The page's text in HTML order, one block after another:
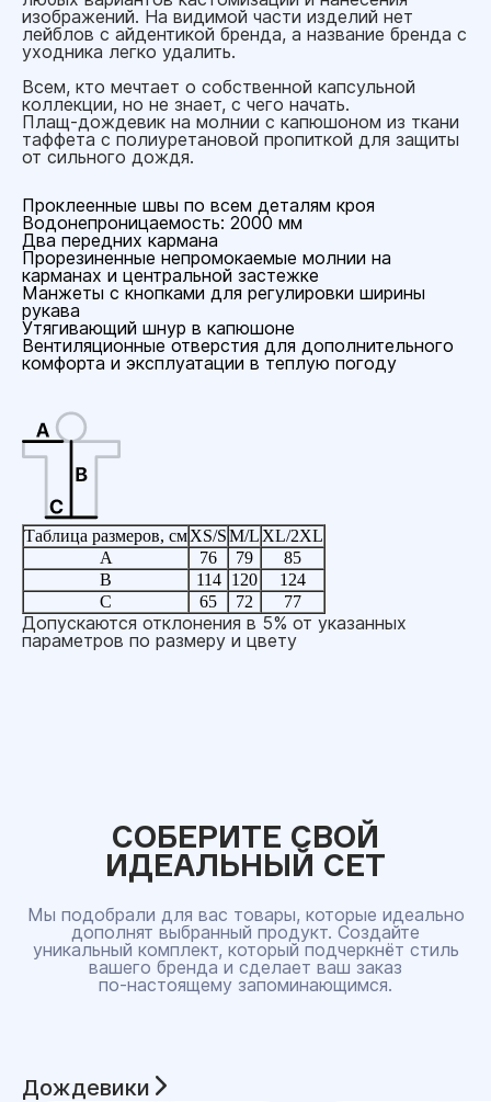
изображений. На видимой части изделий нет
лейблов с айдентикой бренда, а название бренда с
уходника легко удалить.
Всем, кто мечтает о собственной капсульной
коллекции, но не знает, с чего начать.
Плащ-дождевик на молнии с капюшоном из ткани
таффета с полиуретановой пропиткой для защиты
от сильного дождя.
Проклеенные швы по всем деталям кроя
Водонепроницаемость: 2000 мм
Два передних кармана
Прорезиненные непромокаемые молнии на
карманах и центральной застежке
Манжеты с кнопками для регулировки ширины
рукава
Утягивающий шнур в капюшоне
Вентиляционные отверстия для дополнительного
комфорта и эксплуатации в теплую погоду
Таблица размеров, смXS/SM/L XL/2XL
A
76 79
85
B
114 120
124
C
65 72 77
Допускаются отклонения в 5% от указанных
параметров по размеру и цвету
СОБЕРИТЕ СВОЙ
ИДЕАЛЬНЫЙ СЕТ
Мы подобрали для вас товары, которые идеально
дополнят выбранный продукт. Создайте
уникальный комплект, который подчеркнёт стиль
вашего бренда и сделает ваш заказ
по‑настоящему запоминающимся.
Дождевики